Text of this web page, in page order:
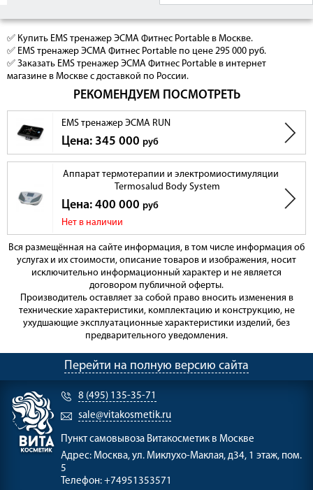
✅ Купить EMS тренажер ЭСМА Фитнес Portable в Москве.
✅ EMS тренажер ЭСМА Фитнес Portable по цене 295 000 руб.
✅ Заказать EMS тренажер ЭСМА Фитнес Portable в интернет
магазине в Москве с доставкой по России.
РЕКОМЕНДУЕМ ПОСМОТРЕТЬ
EMS тренажер ЭСМА RUN
Цена: 345 000 руб
Аппарат термотерапии и электромиостимуляции
Termosalud Body System
Цена: 400 000 руб
Нет в наличии
Вся размещённая на сайте информация, в том числе информация об
услугах и их стоимости, описание товаров и изображения, носит
исключительно информационный характер и не является
договором публичной оферты.
Производитель оставляет за собой право вносить изменения в
технические характеристики, комплектацию и конструкцию, не
ухудшающие эксплуатационные характеристики изделий, без
предварительного уведомления.
Перейти на полную версию сайта
8 (495) 135-35-71
sale@vitakosmetik.ru
Пункт самовывоза Витакосметик в Москве
Адрес: Москва, ул. Миклухо-Маклая, д34, 1 этаж, пом.
5
Телефон: +74951353571